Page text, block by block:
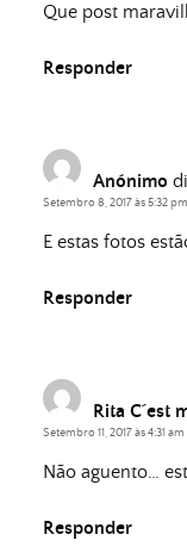
Que post
Responder
Anónimo
Setembro 8, 2017 às 5:32 pm
E estas fotos
Responder
Rita C´est
Setembro 11, 2017 às 4:31 am
Não aguento…
Responder